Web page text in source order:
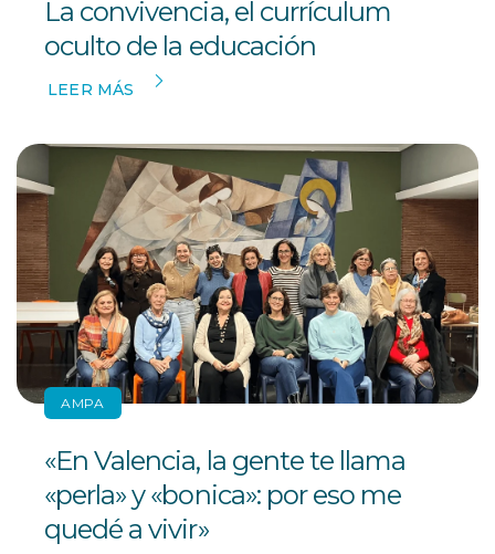
La convivencia, el currículum
oculto de la educación
LEER MÁS
AMPA
«En Valencia, la gente te llama
«perla» y «bonica»: por eso me
quedé a vivir»